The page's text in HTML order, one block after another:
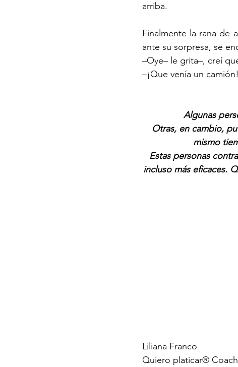
arriba.
Finalmente la rana de
ante su sorpresa, se
–Oye– le grita–, creí
–¡Que venía un camión!
Algunas
Otras, en cambio,
mismo
Estas personas
incluso más eficaces.
Liliana Franco
Quiero platicar®